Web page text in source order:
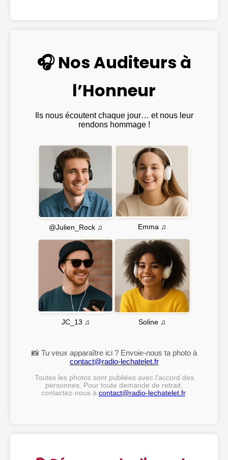
🎧 Nos Auditeurs à
l’Honneur
Ils nous écoutent chaque jour… et nous leur
rendons hommage !
@Julien_Rock ♫ Emma ♫
JC_13 ♫ Soline ♫
📸 Tu veux apparaître ici ? Envoie-nous ta photo à
contact@radio-lechatelet.fr
Toutes les photos sont publiées avec l’accord des
personnes. Pour toute demande de retrait,
contactez-nous à contact@radio-lechatelet.fr.